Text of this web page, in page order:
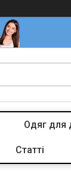
Одяг для
Статті